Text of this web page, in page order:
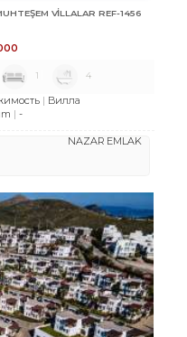
VİLLALAR REF-1456
1 4
Вилла
-
NAZAR EMLAK